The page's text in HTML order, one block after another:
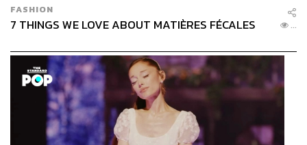
FASHION
7 THINGS WE LOVE ABOUT MATIÈRES FÉCALES ...